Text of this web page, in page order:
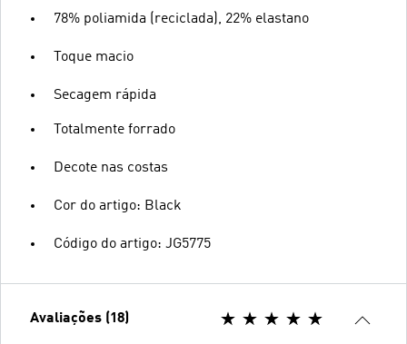
78% poliamida (reciclada), 22% elastano
Toque macio
Secagem rápida
Totalmente forrado
Decote nas costas
Cor do artigo: Black
Código do artigo: JG5775
Avaliações (18)